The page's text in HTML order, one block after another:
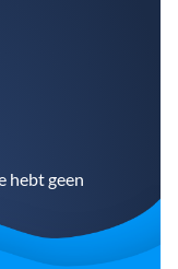
hebt geen